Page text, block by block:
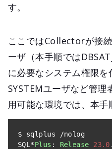
す。
ここではCollectorが接
ーザ（本手順では
に必要なシステム権限を
SYSTEMユーザなど管
用可能な環境では、本手
$ sqlplus /nolog
SQL *Plus : Release 23.0 .